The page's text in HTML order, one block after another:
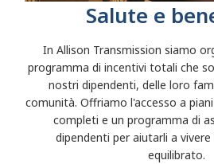
Salute e
In Allison Transmission siamo
programma di incentivi totali che
nostri dipendenti, delle loro
comunità. Offriamo l'accesso a
completi e un programma di
dipendenti per aiutarli a
equilibrato.